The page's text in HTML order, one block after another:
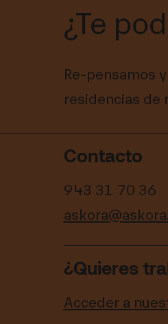
¿Te
Re-pensamos
residencias de
Contacto
943 31 70 36
¿Quieres
Acceder a